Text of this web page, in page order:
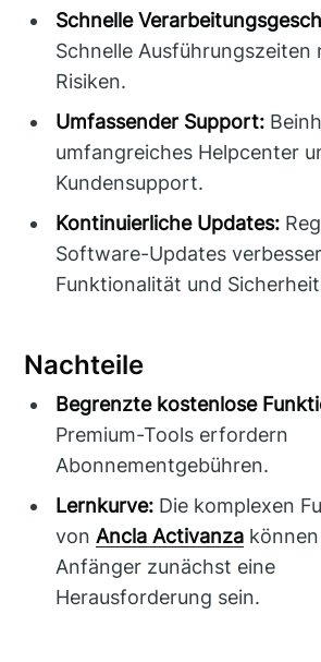
Schnelle
Schnelle Ausführungszeiten
Risiken.
Umfassender Support:
umfangreiches Helpcenter
Kundensupport.
Kontinuierliche Updates:
Software-Updates
Funktionalität und
Nachteile
Begrenzte kostenlose
Premium-Tools erfordern
Abonnementgebühren.
Lernkurve: Die komplexen
vonAncla Activanza
Anfänger zunächst eine
Herausforderung sein.